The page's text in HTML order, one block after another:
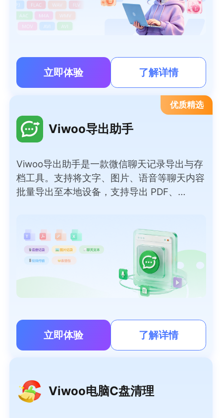
立即体验 了解详情
优质精选
Viwoo导出助手
Viwoo导出助手是一款微信聊天记录导出与存
档工具。支持将文字、图片、语音等聊天内容
批量导出至本地设备，支持导出 PDF、
立即体验 了解详情
Viwoo电脑C盘清理